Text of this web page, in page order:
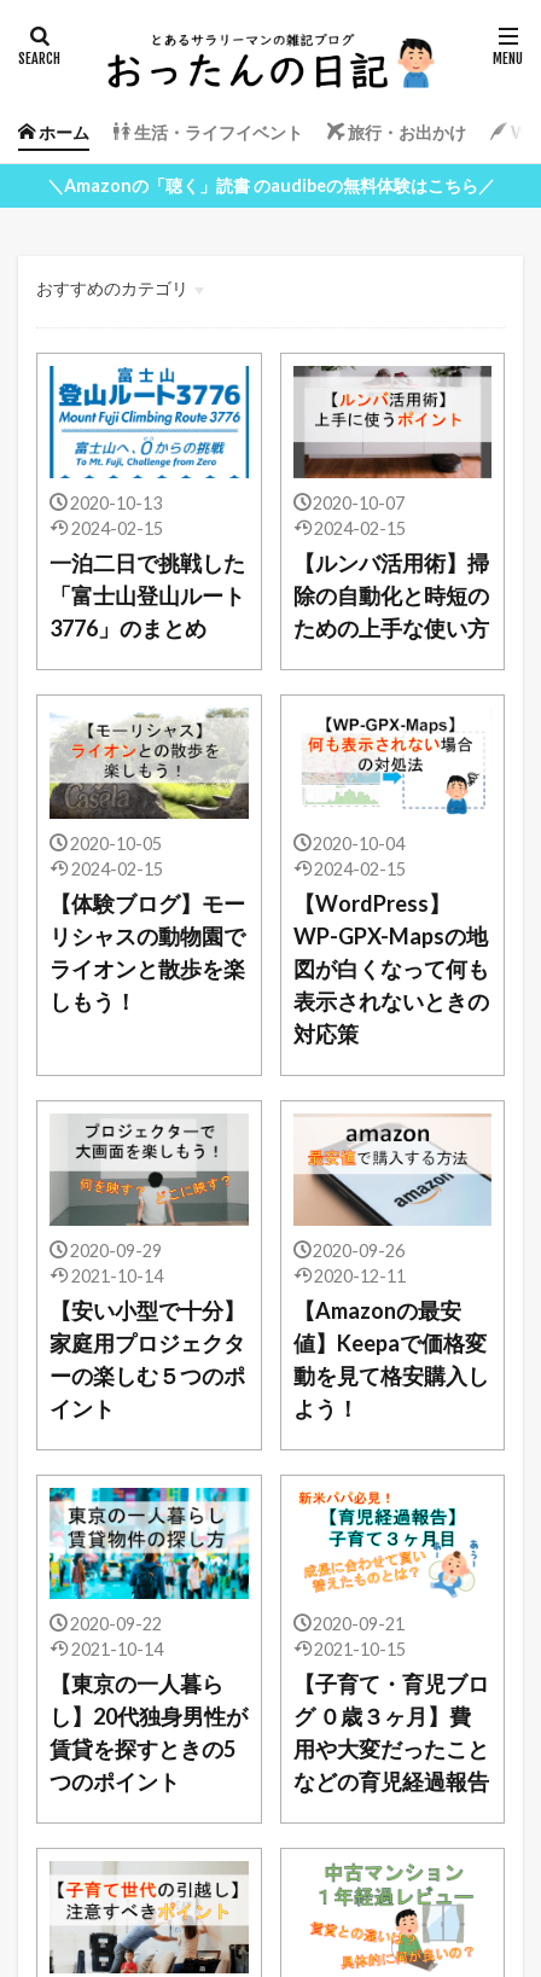
ホーム 生活・ライフイベント 旅行・お出かけ
＼Amazonの「聴く」読書 のaudibeの無料体験はこちら／
おすすめのカテゴリ
生活・ライフイベント
旅行・お出かけ
WordPress
2020-10-13
2024-02-15
一泊二日で挑戦した
「富士山登山ルート
3776」のまとめ
2020-10-07
2024-02-15
【ルンバ活用術】掃
除の自動化と時短の
ための上手な使い方
2020-10-05
2024-02-15
【体験ブログ】モー
リシャスの動物園で
ライオンと散歩を楽
しもう！
2020-10-04
2024-02-15
【WordPress】
WP-GPX-Mapsの地
図が白くなって何も
表示されないときの
対応策
2020-09-29
2021-10-14
【安い小型で十分】
家庭用プロジェクタ
ーの楽しむ５つのポ
イント
2020-09-26
2020-12-11
【Amazonの最安
値】Keepaで価格変
動を見て格安購入し
よう！
2020-09-22
2021-10-14
【東京の一人暮ら
し】20代独身男性が
賃貸を探すときの5
つのポイント
2020-09-21
2021-10-15
【子育て・育児ブロ
グ ０歳３ヶ月】費
用や大変だったこと
などの育児経過報告